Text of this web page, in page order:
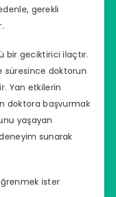
gerekli
bir geciktirici ilaçtır.
süresince doktorun
Yan etkilerin
doktora başvurmak
yaşayan
sunarak
ister